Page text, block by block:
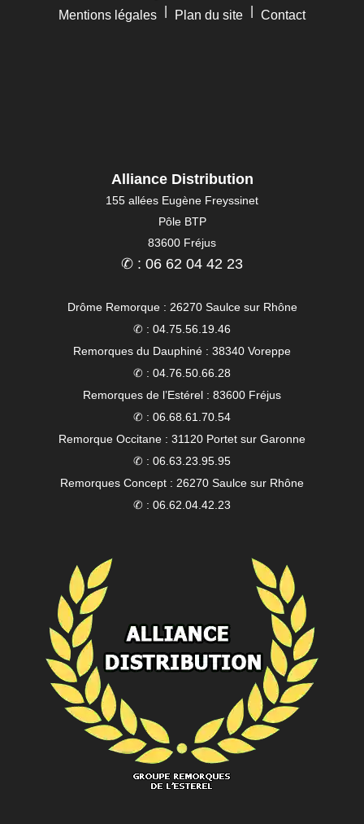
Mentions légales
Plan du site Contact
Alliance Distribution
155 allées Eugène Freyssinet
Pôle BTP
83600 Fréjus
✆ : 06 62 04 42 23
Drôme Remorque : 26270 Saulce sur Rhône
✆ : 04.75.56.19.46
Remorques du Dauphiné : 38340 Voreppe
✆ : 04.76.50.66.28
Remorques de l’Estérel : 83600 Fréjus
✆ : 06.68.61.70.54
Remorque Occitane : 31120 Portet sur Garonne
✆ : 06.63.23.95.95
Remorques Concept : 26270 Saulce sur Rhône
✆ : 06.62.04.42.23